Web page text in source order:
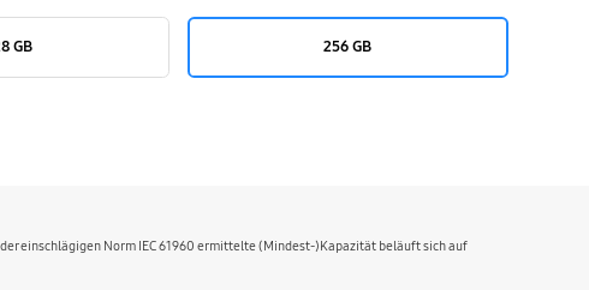
GB 256 GB
einschlägigen Norm IEC 61960 ermittelte (Mindest-)Kapazität beläuft sich auf